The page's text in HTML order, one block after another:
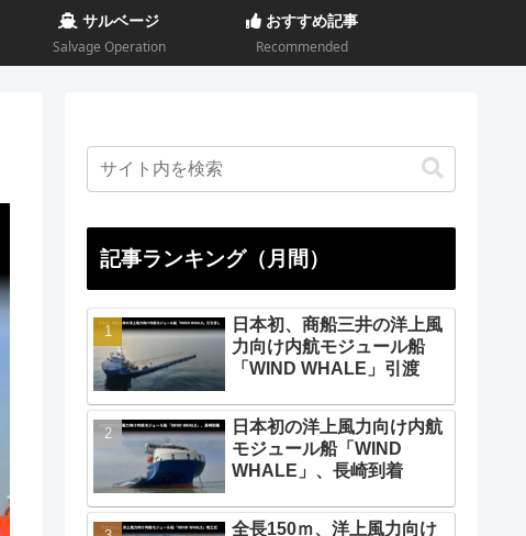
サルベージ
Salvage Operation
おすすめ記事
Recommended